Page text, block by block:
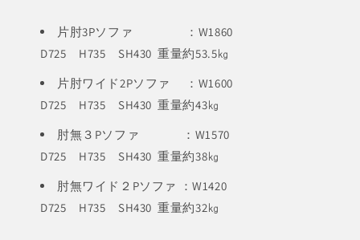
片肘3Pソファ ：W1860
D725 H735 SH430 重量約53.5㎏
片肘ワイド2Pソファ ：W1600
D725 H735 SH430 重量約43㎏
肘無３Pソファ ：W1570
D725 H735 SH430 重量約38㎏
肘無ワイド２Pソファ ：W1420
D725 H735 SH430 重量約32㎏